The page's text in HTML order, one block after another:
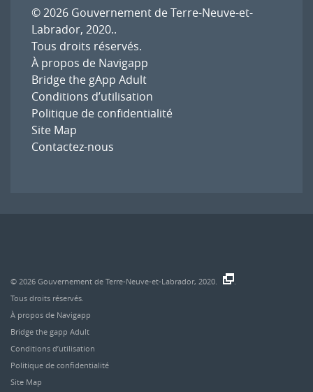
© 2026 Gouvernement de Terre-Neuve-et-
Labrador, 2020..
Tous droits réservés.
À propos de Navigapp
Bridge the gApp Adult
Conditions d’utilisation
Politique de confidentialité
Site Map
Contactez-nous
© 2026 Gouvernement de Terre-Neuve-et-Labrador, 2020.
.
Tous droits réservés.
À propos de Navigapp
Bridge the gapp Adult
Conditions d’utilisation
Politique de confidentialité
Site Map